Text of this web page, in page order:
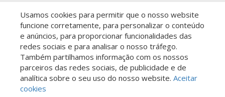
Saiba mais sobre este imóvel!
Descomplicado por:
Usamos cookies para permitir que o nosso website
funcione corretamente, para personalizar o conteúdo
e anúncios, para proporcionar funcionalidades das
redes sociais e para analisar o nosso tráfego.
Também partilhamos informação com os nossos
parceiros das redes sociais, de publicidade e de
analítica sobre o seu uso do nosso website. Aceitar
cookies